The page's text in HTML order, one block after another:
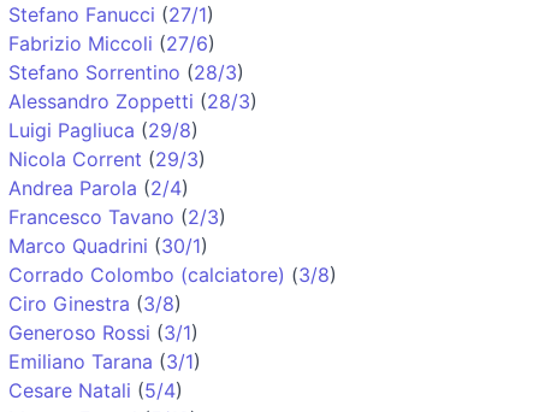
Stefano Fanucci (27/1)
Fabrizio Miccoli (27/6)
Stefano Sorrentino (28/3)
Alessandro Zoppetti (28/3)
Luigi Pagliuca (29/8)
Nicola Corrent (29/3)
Andrea Parola (2/4)
Francesco Tavano (2/3)
Marco Quadrini (30/1)
Corrado Colombo (calciatore) (3/8)
Ciro Ginestra (3/8)
Generoso Rossi (3/1)
Emiliano Tarana (3/1)
Cesare Natali (5/4)